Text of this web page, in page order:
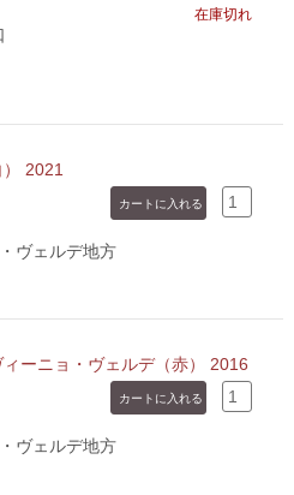
在庫切れ
2021
ヴェルデ地方
ーニョ・ヴェルデ（赤） 2016
ヴェルデ地方